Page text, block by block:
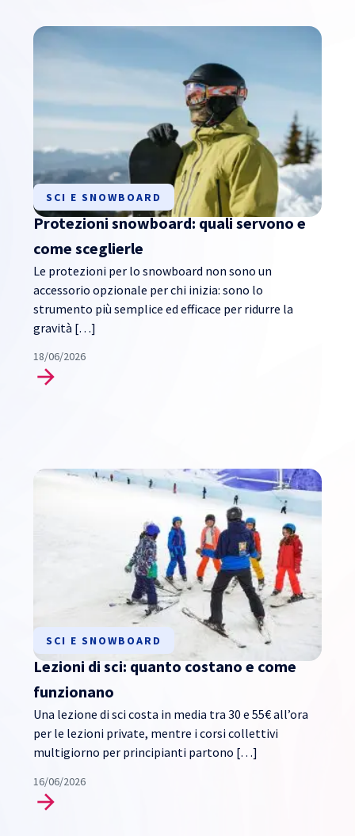
SCI E SNOWBOARD
Protezioni snowboard: quali servono e
come sceglierle
Le protezioni per lo snowboard non sono un
accessorio opzionale per chi inizia: sono lo
strumento più semplice ed efficace per ridurre la
gravità […]
18/06/2026
SCI E SNOWBOARD
Lezioni di sci: quanto costano e come
funzionano
Una lezione di sci costa in media tra 30 e 55€ all’ora
per le lezioni private, mentre i corsi collettivi
multigiorno per principianti partono […]
16/06/2026